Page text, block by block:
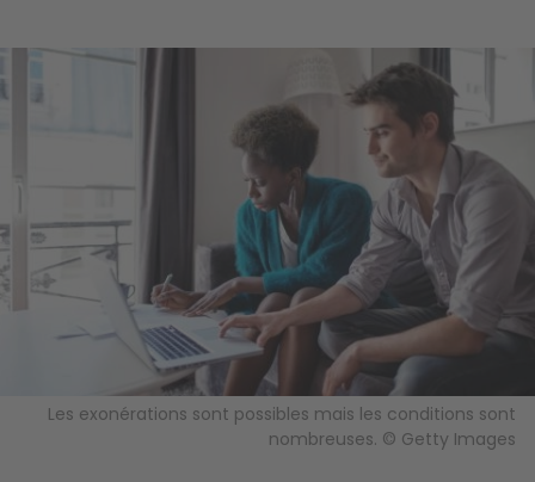
Les exonérations sont possibles mais les conditions sont
nombreuses. © Getty Images